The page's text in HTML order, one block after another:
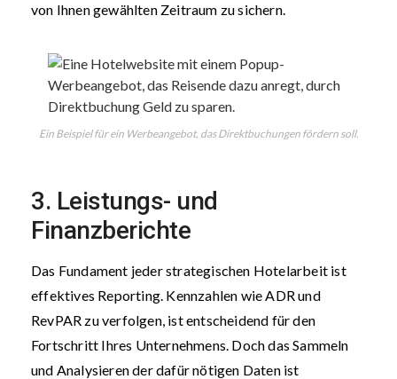
von Ihnen gewählten Zeitraum zu sichern.
Ein Beispiel für ein Werbeangebot, das Direktbuchungen fördern soll.
3. Leistungs- und
Finanzberichte
Das Fundament jeder strategischen Hotelarbeit ist
effektives Reporting. Kennzahlen wie ADR und
RevPAR zu verfolgen, ist entscheidend für den
Fortschritt Ihres Unternehmens. Doch das Sammeln
und Analysieren der dafür nötigen Daten ist